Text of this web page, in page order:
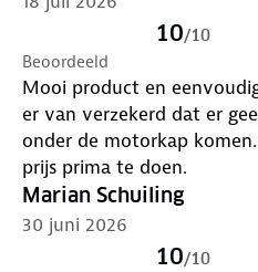
10/10
Beoordeeld
Mooi product en eenvoudig te
er van verzekerd dat er
onder de motorkap
prijs prima te doen.
Marian Schuiling
30 juni 2026
10/10